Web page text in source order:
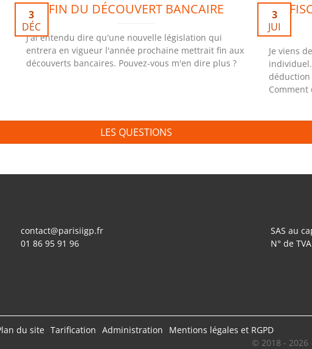
FIN DU DÉCOUVERT BANCAIRE
3
DÉC
J'ai entendu dire qu'une nouvelle législation qui
entrera en vigueur l'année prochaine mettrait fin aux
découverts bancaires. Pouvez-vous m'en dire plus ?
3
JUI
Je viens
Comment
LES QUESTIONS
contact@parisiigp.fr
01 86 95 91 96
SAS au
N° de
du site Tarification Administration
Mentions légales et RGPD
© 2018 - 2026